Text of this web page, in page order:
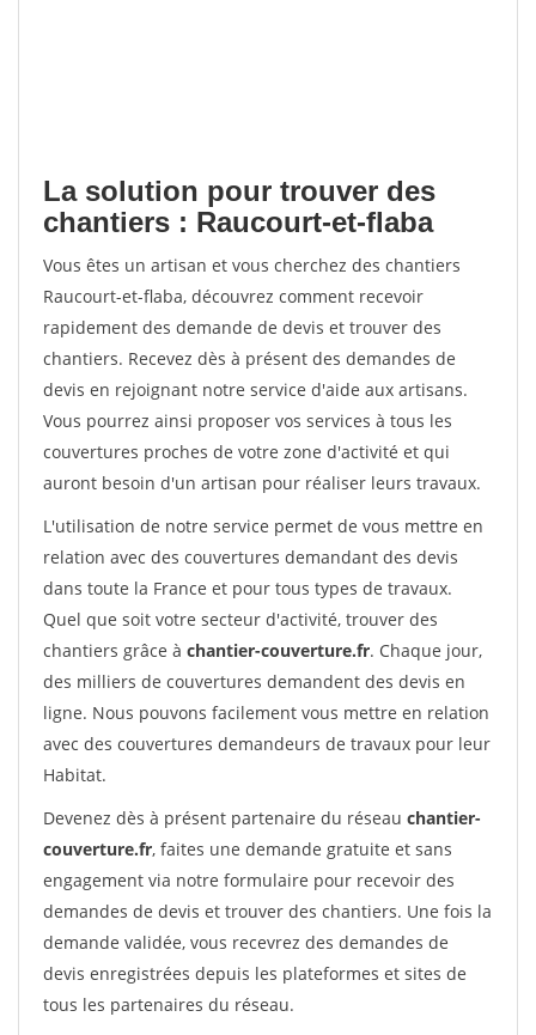
La solution pour trouver des
chantiers : Raucourt-et-flaba
Vous êtes un artisan et vous cherchez des chantiers
Raucourt-et-flaba, découvrez comment recevoir
rapidement des demande de devis et trouver des
chantiers. Recevez dès à présent des demandes de
devis en rejoignant notre service d'aide aux artisans.
Vous pourrez ainsi proposer vos services à tous les
couvertures proches de votre zone d'activité et qui
auront besoin d'un artisan pour réaliser leurs travaux.
L'utilisation de notre service permet de vous mettre en
relation avec des couvertures demandant des devis
dans toute la France et pour tous types de travaux.
Quel que soit votre secteur d'activité, trouver des
chantiers grâce à chantier-couverture.fr. Chaque jour,
des milliers de couvertures demandent des devis en
ligne. Nous pouvons facilement vous mettre en relation
avec des couvertures demandeurs de travaux pour leur
Habitat.
Devenez dès à présent partenaire du réseau chantier-
couverture.fr, faites une demande gratuite et sans
engagement via notre formulaire pour recevoir des
demandes de devis et trouver des chantiers. Une fois la
demande validée, vous recevrez des demandes de
devis enregistrées depuis les plateformes et sites de
tous les partenaires du réseau.